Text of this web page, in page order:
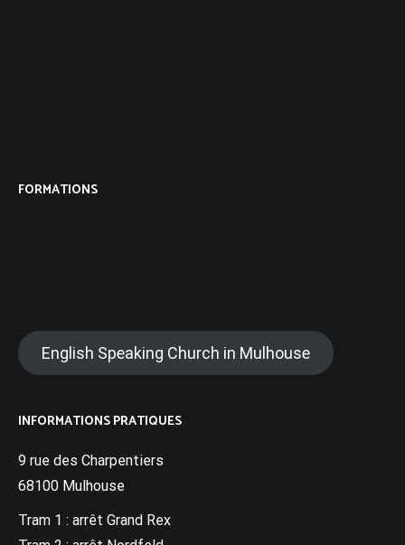
FORMATIONS
English Speaking Church in Mulhouse
INFORMATIONS PRATIQUES
9 rue des Charpentiers
68100 Mulhouse
Tram 1 : arrêt Grand Rex